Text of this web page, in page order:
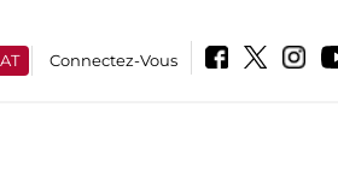
Connectez-Vous